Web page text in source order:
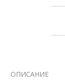
ОПИСАНИЕ